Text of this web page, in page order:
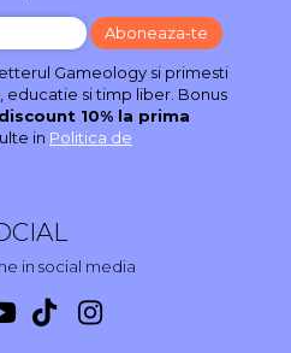
Gameology si primesti
educatie si timp liber. Bonus
10% la prima
in Politica de
in social media